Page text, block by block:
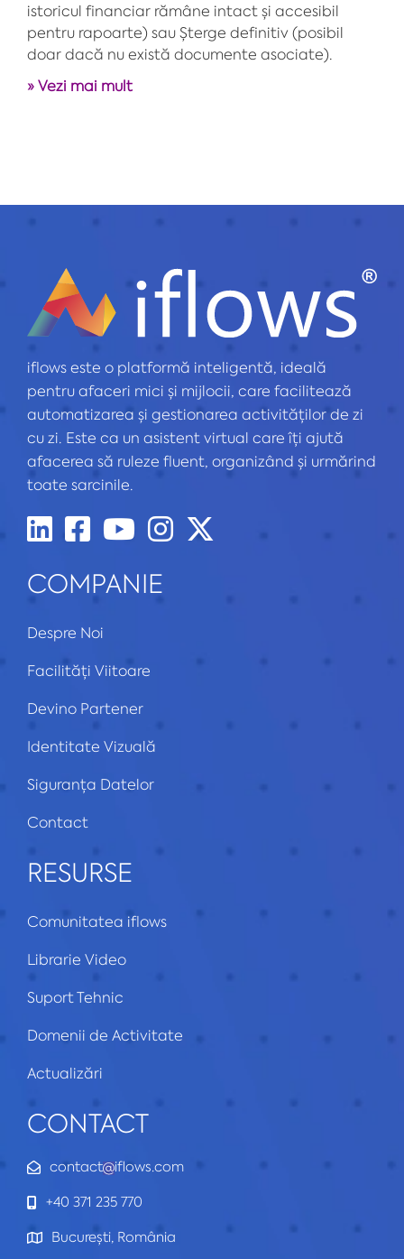
istoricul financiar rămâne intact și accesibil
pentru rapoarte) sau Șterge definitiv (posibil
doar dacă nu există documente asociate).
» Vezi mai mult
iflows este o platformă inteligentă, ideală
pentru afaceri mici și mijlocii, care facilitează
automatizarea și gestionarea activităților de zi
cu zi. Este ca un asistent virtual care îți ajută
afacerea să ruleze fluent, organizând și urmărind
toate sarcinile.
COMPANIE
Despre Noi
Facilități Viitoare
Devino Partener
Identitate Vizuală
Siguranța Datelor
Contact
RESURSE
Comunitatea iflows
Librarie Video
Suport Tehnic
Domenii de Activitate
Actualizări
CONTACT
contact iflows.com
+40 371 235 770
București, România